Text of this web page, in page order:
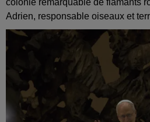
colonie remarquable de flamants
Adrien, responsable oiseaux et